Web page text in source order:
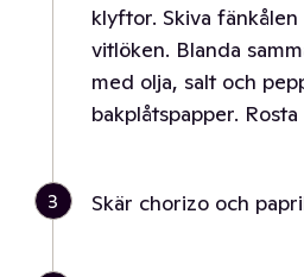
klyftor. Skiva
vitlöken. Blanda
med olja, salt och
bakplåtspapper.
3 Skär chorizo och